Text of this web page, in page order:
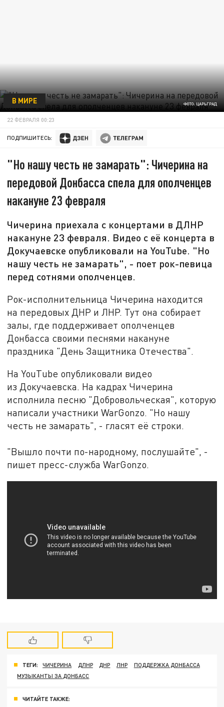
ФОТО: ЦАРЬГРАД
В МИРЕ
22 ФЕВРАЛЯ 00:23
ПОДПИШИТЕСЬ:
"Но нашу честь не замарать": Чичерина на
передовой Донбасса спела для ополченцев
накануне 23 февраля
Чичерина приехала с концертами в ДЛНР
накануне 23 февраля. Видео с её концерта в
Докучаевске опубликовали на YouTube. "Но
нашу честь не замарать", - поет рок-певица
перед сотнями ополченцев.
Рок-исполнительница Чичерина находится
на передовых ДНР и ЛНР. Тут она собирает
залы, где поддерживает ополченцев
Донбасса своими песнями накануне
праздника "День Защитника Отечества".
На YouТube опубликовали видео
из Докучаевска. На кадрах Чичерина
исполнила песню "Добровольческая", которую
написали участники WarGonzo. "Но нашу
честь не замарать", - гласят её строки.
"Вышло почти по-народному, послушайте", -
пишет пресс-служба WarGonzo.
ТЕГИ: ЧИЧЕРИНА ДЛНР ДНР ЛНР
ПОДДЕРЖКА ДОНБАССА
МУЗЫКАНТЫ ЗА ДОНБАСС
ЧИТАЙТЕ ТАКЖЕ: